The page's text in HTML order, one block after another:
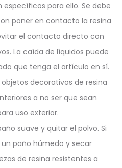
específicos para ello. Se debe
poner en contacto la resina
el contacto directo con
La caída de líquidos puede
que tenga el artículo en sí.
decorativos de resina
a no ser que sean
uso exterior.
suave y quitar el polvo. Si
paño húmedo y secar
de resina resistentes a